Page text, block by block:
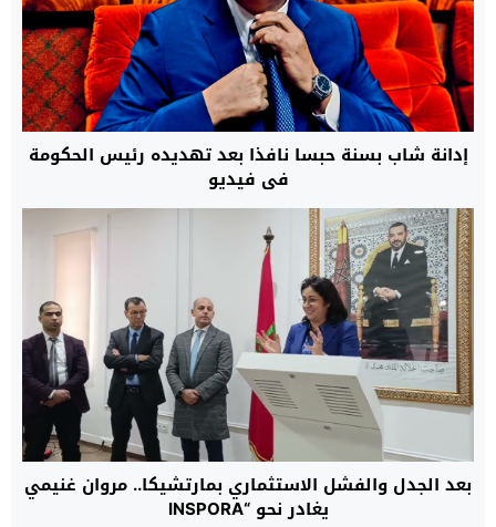
إدانة شاب بسنة حبسا نافذا بعد تهديده رئيس الحكومة
في فيديو
بعد الجدل والفشل الاستثماري بمارتشيكا.. مروان غنيمي
يغادر نحو “INSPORA